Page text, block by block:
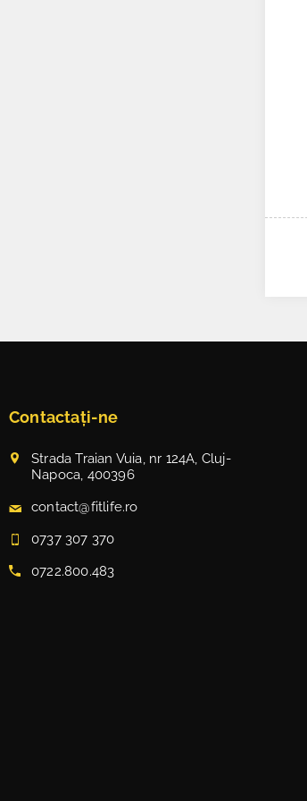
Contactați-ne
Strada Traian Vuia, nr 124A, Cluj-
Napoca, 400396
contact@fitlife.ro
0737 307 370
0722.800.483